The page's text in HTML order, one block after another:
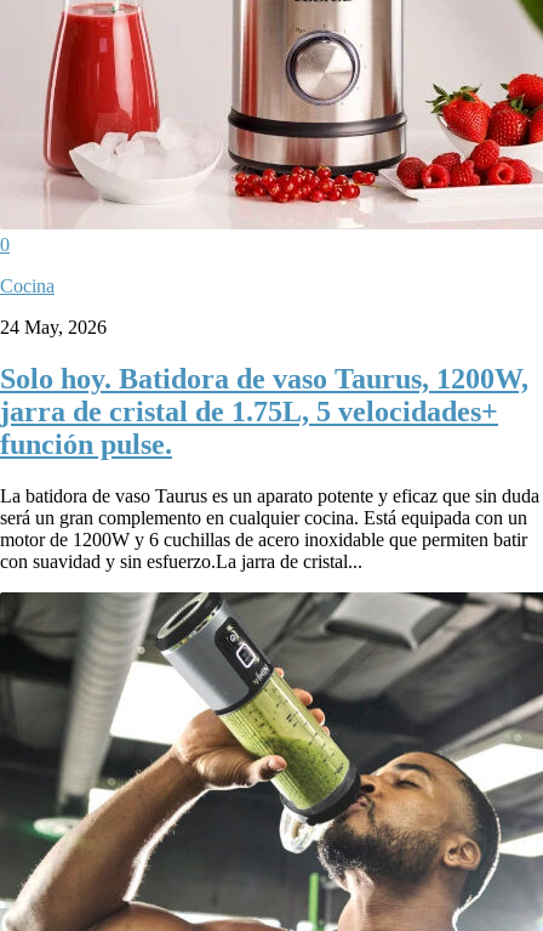
0
Cocina
24 May, 2026
Solo hoy. Batidora de vaso Taurus, 1200W,
jarra de cristal de 1.75L, 5 velocidades+
función pulse.
La batidora de vaso Taurus es un aparato potente y eficaz que sin duda
será un gran complemento en cualquier cocina. Está equipada con un
motor de 1200W y 6 cuchillas de acero inoxidable que permiten batir
con suavidad y sin esfuerzo.La jarra de cristal...